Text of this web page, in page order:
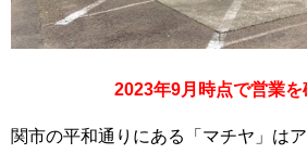
2023年9月時点で営業
関市の平和通りにある「マチヤ」は